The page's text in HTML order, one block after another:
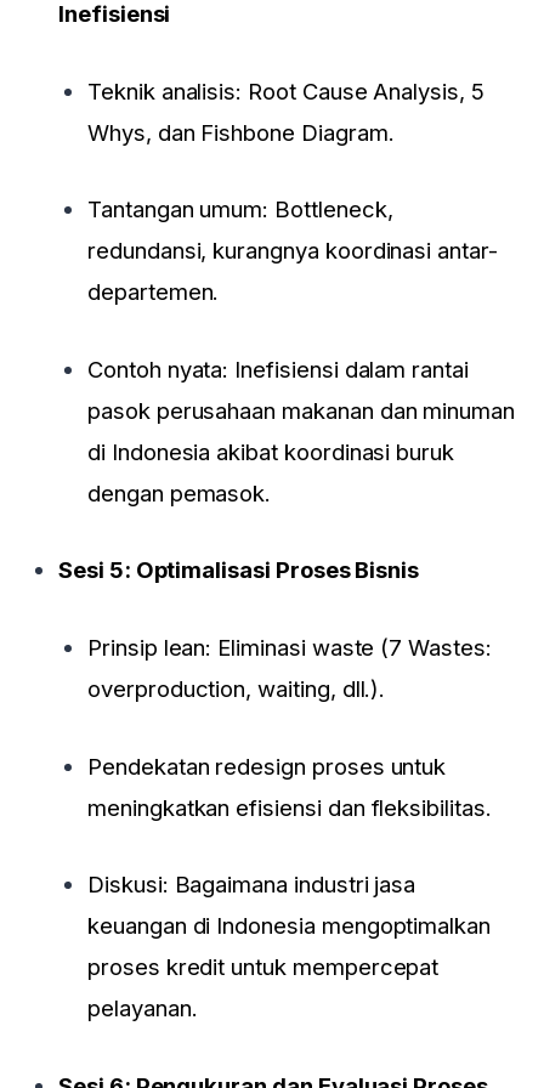
Inefisiensi
Teknik analisis: Root Cause Analysis, 5
Whys, dan Fishbone Diagram.
Tantangan umum: Bottleneck,
redundansi, kurangnya koordinasi antar-
departemen.
Contoh nyata: Inefisiensi dalam rantai
pasok perusahaan makanan dan minuman
di Indonesia akibat koordinasi buruk
dengan pemasok.
Sesi 5: Optimalisasi Proses Bisnis
Prinsip lean: Eliminasi waste (7 Wastes:
overproduction, waiting, dll.).
Pendekatan redesign proses untuk
meningkatkan efisiensi dan fleksibilitas.
Diskusi: Bagaimana industri jasa
keuangan di Indonesia mengoptimalkan
proses kredit untuk mempercepat
pelayanan.